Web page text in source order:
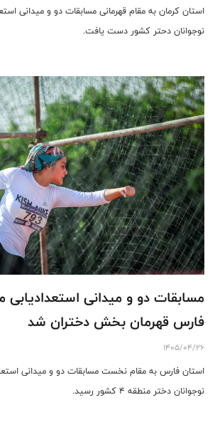
استان کرمان به مقام قهرمانی مسابقات دو و میدانی
نوجوانان دحتر کشور دست یافت.
فارس قهرمان بخش دختران شد
1405/04/26
استان فارس به مقام نخست مسابقات دو و میدانی
نوجوانان دختر منطقه 4 کشور رسید.